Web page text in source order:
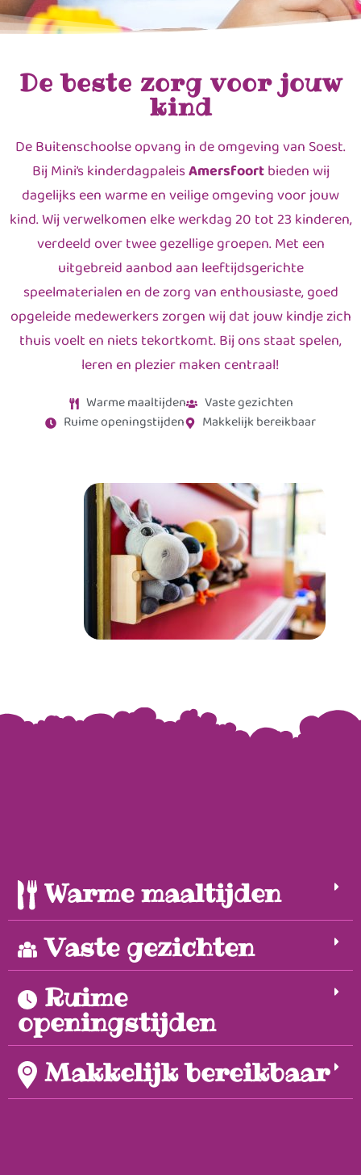
De beste zorg voor jouw
kind
De Buitenschoolse opvang in de omgeving van Soest.
Bij Mini’s kinderdagpaleisAmersfoortbieden wij
dagelijks een warme en veilige omgeving voor jouw
kind. Wij verwelkomen elke werkdag 20 tot 23 kinderen,
verdeeld over twee gezellige groepen. Met een
uitgebreid aanbod aan leeftijdsgerichte
speelmaterialen en de zorg van enthousiaste, goed
opgeleide medewerkers zorgen wij dat jouw kindje zich
thuis voelt en niets tekortkomt. Bij ons staat spelen,
leren en plezier maken centraal!
Warme maaltijden
Vaste gezichten
Ruime openingstijden
Makkelijk bereikbaar
Warme maaltijden
Vaste gezichten
Ruime
openingstijden
Makkelijk bereikbaar